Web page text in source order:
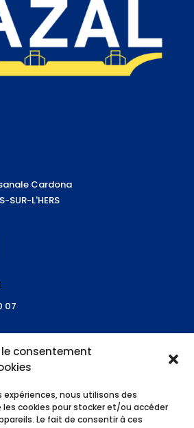
le consentement
expériences, nous utilisons des
cookies pour stocker et/ou accéder
Le fait de consentir à ces
Cardona
SUR-L'HERS
07
RCS